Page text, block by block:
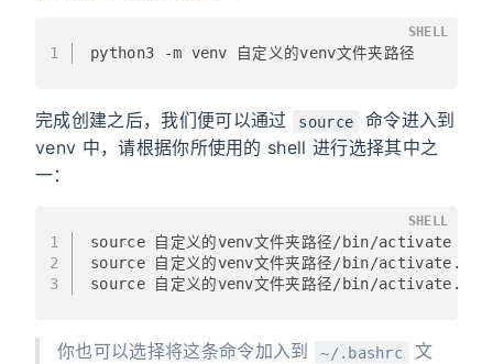
1 python3 -m venv 自定义的venv文件夹路径
SHELL
完成创建之后，我们便可以通过 source
命令进入到
venv 中，请根据你所使用的 shell 进行选择其中之
一：
1
2
3
source 自定义的venv文件夹路径/bin/activate
source 自定义的venv文件夹路径/bin/
source 自定义的venv文件夹路径/bin/
SHELL
你也可以选择将这条命令加入到 ~/.bashrc
文